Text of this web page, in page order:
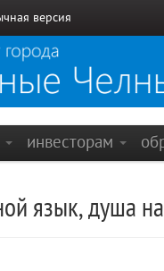
версия
инвесторам
язык, душа